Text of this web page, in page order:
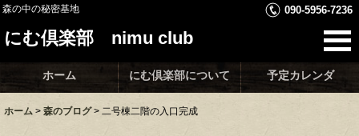
森の中の秘密基地 090-5956-7236
にむ倶楽部 nimu club
ホーム にむ倶楽部について 予定カレンダ
ホーム > 森のブログ > 二号棟二階の入口完成